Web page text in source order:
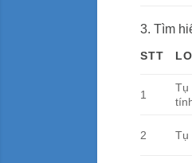
3. Tìm
STT
1
Tụ
2 Tụ